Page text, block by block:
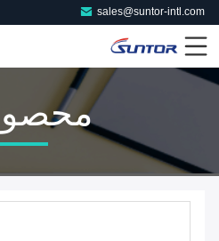
sales@suntor-intl.com